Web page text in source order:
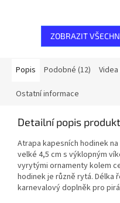
ZOBRAZIT
Popis Podobné (12) Videa
Ostatní informace
Detailní popis
Atrapa kapesních hodinek
velké 4,5 cm s výklopným
vyrytými ornamenty kolem
hodinek je různě rytá. Délka
karnevalový doplněk pro